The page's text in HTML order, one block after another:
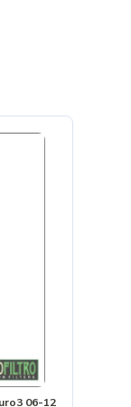
06-12